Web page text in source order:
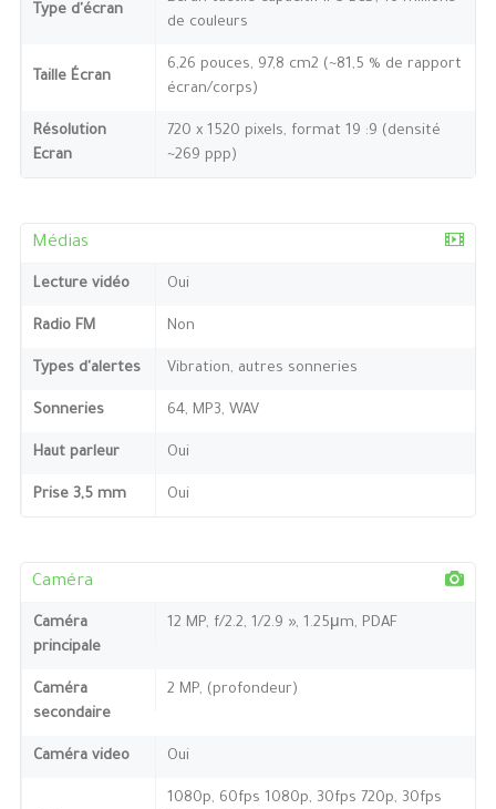
Type d'écran
de couleurs
Taille Écran
6,26 pouces, 97,8 cm2 (~81,5 % de rapport
écran/corps)
Résolution
Ecran
720 x 1520 pixels, format 19 :9 (densité
~269 ppp)
Médias
Lecture vidéo Oui
Radio FM Non
Types d'alertes Vibration, autres sonneries
Sonneries 64, MP3, WAV
Haut parleur Oui
Prise 3,5 mm Oui
Caméra
Caméra
principale
12 MP, f/2.2, 1/2.9 », 1.25μm, PDAF
Caméra
secondaire
2 MP, (profondeur)
Caméra video Oui
1080p, 60fps 1080p, 30fps 720p, 30fps